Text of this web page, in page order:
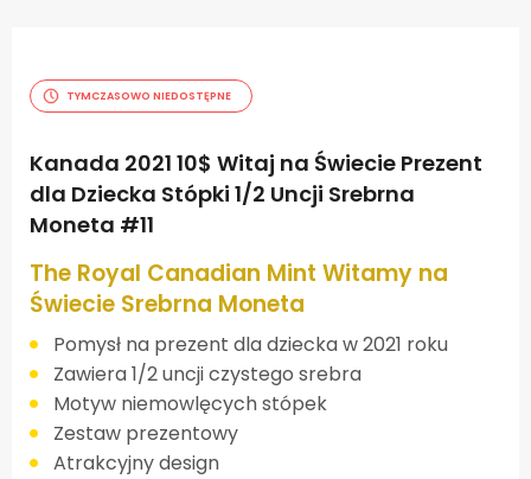
TYMCZASOWO NIEDOSTĘPNE
Kanada 2021 10$ Witaj na Świecie Prezent
dla Dziecka Stópki 1/2 Uncji Srebrna
Moneta #11
The Royal Canadian Mint Witamy na
Świecie Srebrna Moneta
Pomysł na prezent dla dziecka w 2021 roku
Zawiera 1/2 uncji czystego srebra
Motyw niemowlęcych stópek
Zestaw prezentowy
Atrakcyjny design